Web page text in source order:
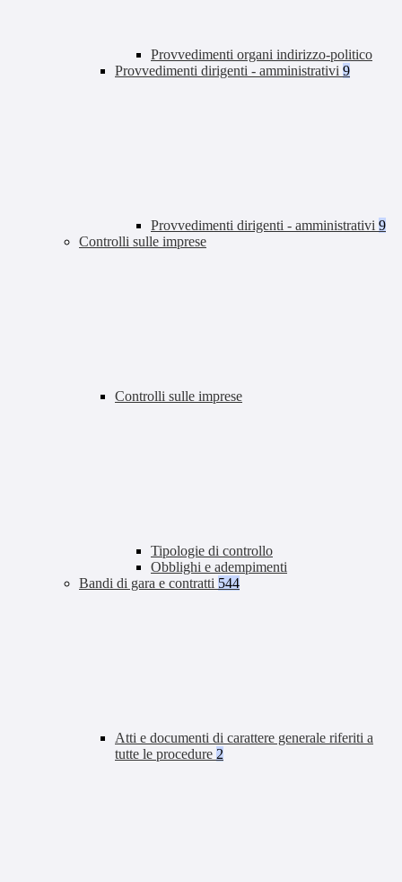
Provvedimenti organi indirizzo-politico
Provvedimenti dirigenti - amministrativi 9
Provvedimenti dirigenti - amministrativi 9
Controlli sulle imprese
Controlli sulle imprese
Tipologie di controllo
Obblighi e adempimenti
Bandi di gara e contratti 544
Atti e documenti di carattere generale riferiti a
tutte le procedure 2